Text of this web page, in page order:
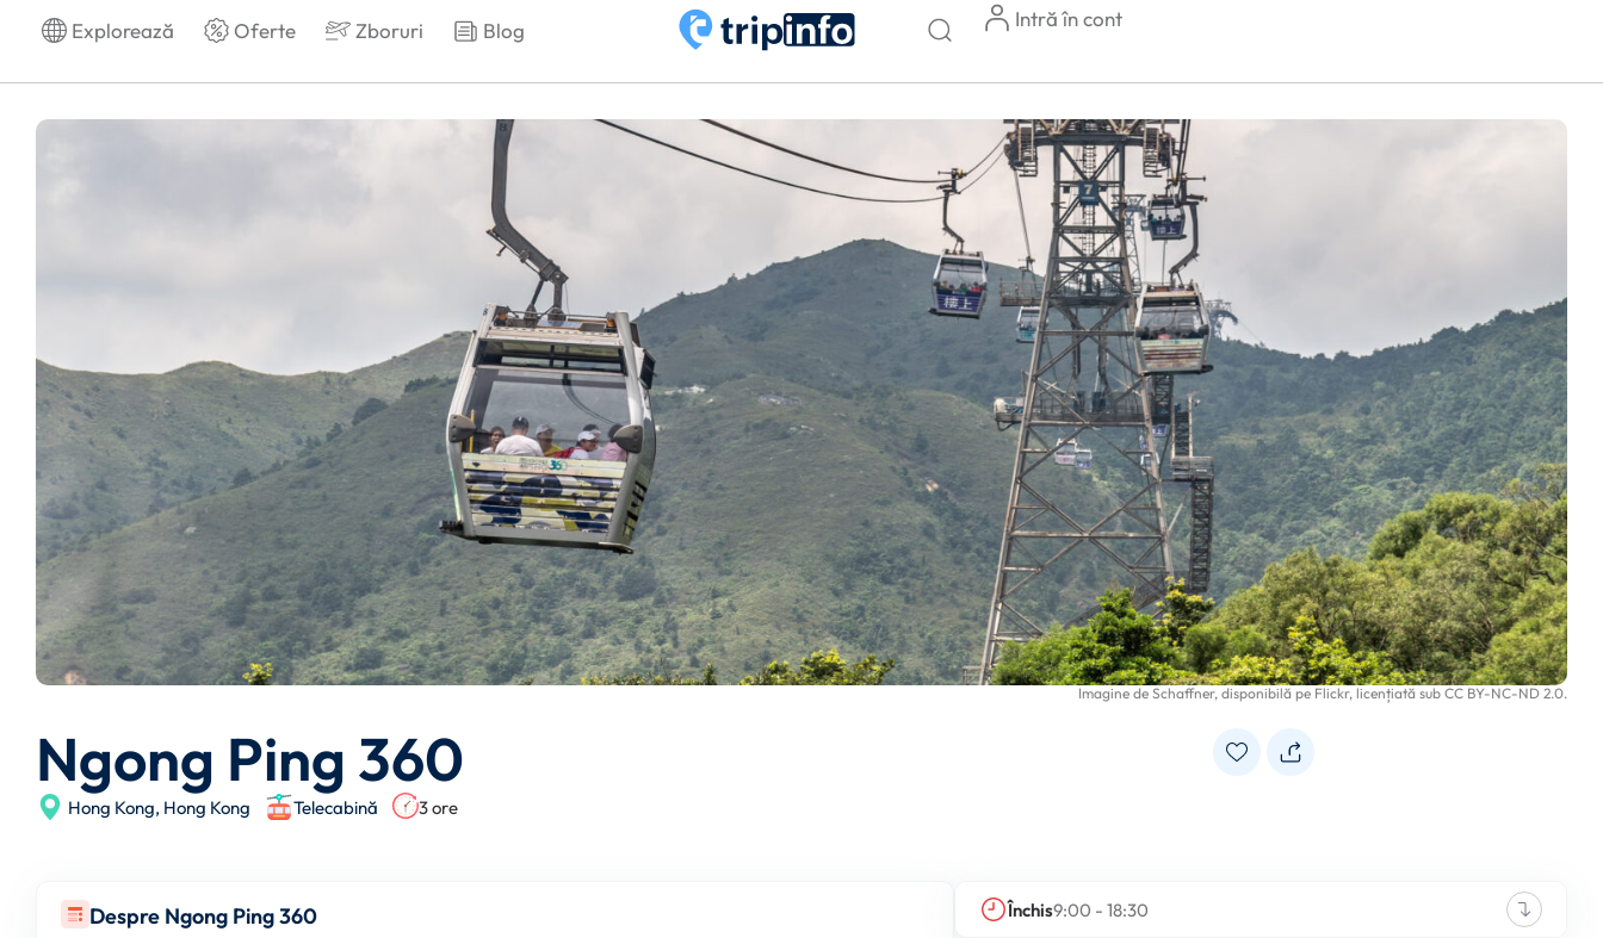
Explorează Oferte Zboruri Blog Intră în cont
Imagine de Schaffner, disponibilă pe Flickr, licențiată sub CC BY-NC-ND 2.0.
Ngong Ping 360
Hong Kong, Hong Kong Telecabină 3 ore
Despre Ngong Ping 360 Închis9:00 - 18:30